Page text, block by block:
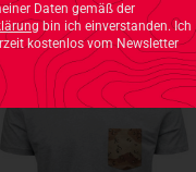
Daten gemäß der
bin ich einverstanden. Ich
kostenlos vom Newsletter